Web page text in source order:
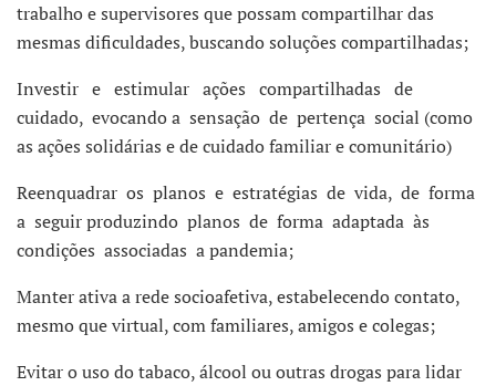
trabalho e supervisores que possam compartilhar das
mesmas dificuldades, buscando soluções compartilhadas;
Investir e estimular ações compartilhadas de
cuidado, evocando a sensação de pertença social (como
as ações solidárias e de cuidado familiar e comunitário)
Reenquadrar os planos e estratégias de vida, de forma
a seguir produzindo planos de forma adaptada às
condições associadas a pandemia;
Manter ativa a rede socioafetiva, estabelecendo contato,
mesmo que virtual, com familiares, amigos e colegas;
Evitar o uso do tabaco, álcool ou outras drogas para lidar